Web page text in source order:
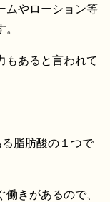
ムやローション等
もあると言われて
脂肪酸の１つで
きがあるので、